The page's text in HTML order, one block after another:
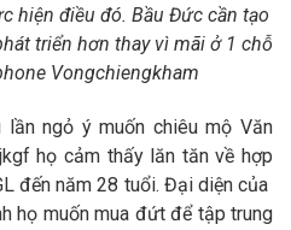
hiện điều đó. Bầu Đức cần tạo
triển hơn thay vì mãi ở 1 chỗ
Vongchiengkham
lần ngỏ ý muốn chiêu mộ Văn
họ cảm thấy lăn tăn về hợp
đến năm 28 tuổi. Đại diện của
họ muốn mua đứt để tập trung